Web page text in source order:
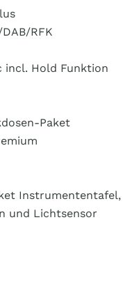
RFK
incl. Hold Funktion
Paket
Instrumententafel,
und Lichtsensor